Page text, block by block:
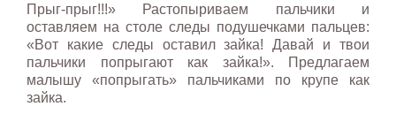
Прыг-прыг!!!» Растопыриваем пальчики и
оставляем на столе следы подушечками пальцев:
«Вот какие следы оставил зайка! Давай и твои
пальчики попрыгают как зайка!». Предлагаем
малышу «попрыгать» пальчиками по крупе как
зайка.